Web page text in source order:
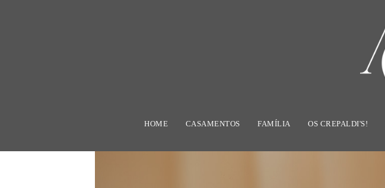
HOME CASAMENTOS FAMÍLIA OS CREPALDI'S!